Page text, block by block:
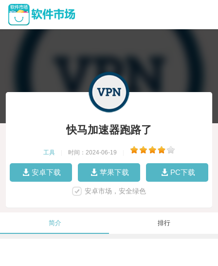
快马加速器跑路了
工具 时间：2024-06-19
安卓下载 苹果下载 PC下载
安卓市场，安全绿色
简介 排行